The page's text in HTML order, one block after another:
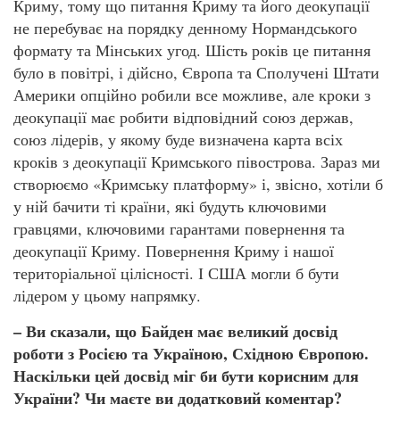
Криму, тому що питання Криму та його деокупації
не перебуває на порядку денному Нормандського
формату та Мінських угод. Шість років це питання
було в повітрі, і дійсно, Європа та Сполучені Штати
Америки опційно робили все можливе, але кроки з
деокупації має робити відповідний союз держав,
союз лідерів, у якому буде визначена карта всіх
кроків з деокупації Кримського півострова. Зараз ми
створюємо «Кримську платформу» і, звісно, хотіли б
у ній бачити ті країни, які будуть ключовими
гравцями, ключовими гарантами повернення та
деокупації Криму. Повернення Криму і нашої
територіальної цілісності. І США могли б бути
лідером у цьому напрямку.
– Ви сказали, що Байден має великий досвід
роботи з Росією та Україною, Східною Європою.
Наскільки цей досвід міг би бути корисним для
України? Чи маєте ви додатковий коментар?